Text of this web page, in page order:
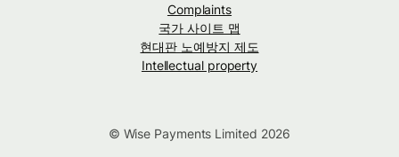
Complaints
국가 사이트 맵
현대판 노예방지 제도
Intellectual property
© Wise Payments Limited 2026